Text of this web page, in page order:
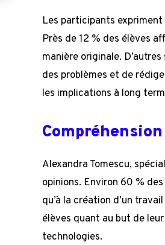
Les participants expriment
Près de 12 % des élèves
manière originale.
des problèmes et de
les implications à long
Alexandra Tomescu,
opinions. Environ 60 %
qu’à la création d’un
élèves quant au but de leur
technologies.